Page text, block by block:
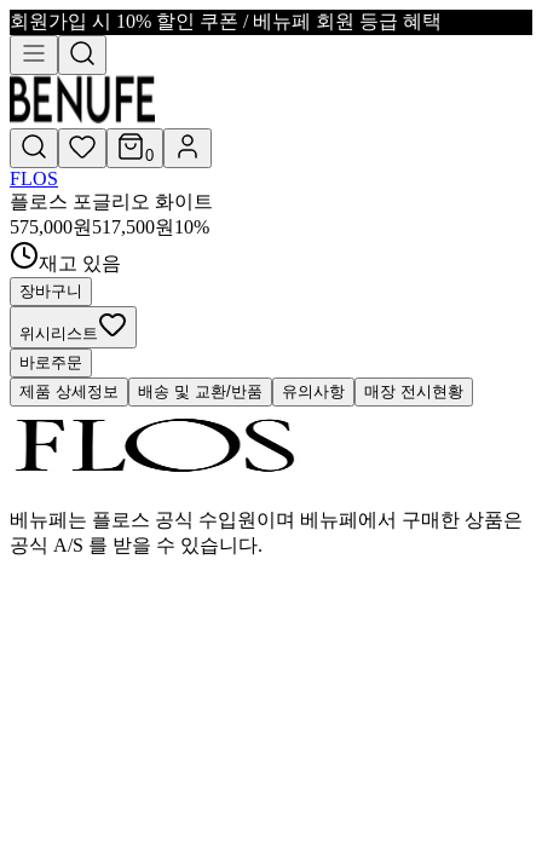
회원가입 시 10% 할인 쿠폰 / 베뉴페 회원 등급 혜택
0
FLOS
플로스 포글리오 화이트
575,000원 517,500원 10%
재고 있음
장바구니
위시리스트
바로주문
제품 상세정보
배송 및 교환/반품 유의사항 매장 전시현황
베뉴페는 플로스 공식 수입원이며 베뉴페에서 구매한 상품은
공식 A/S 를 받을 수 있습니다.